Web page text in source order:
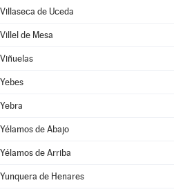
Villaseca de Uceda
Villel de Mesa
Viñuelas
Yebes
Yebra
Yélamos de Abajo
Yélamos de Arriba
Yunquera de Henares